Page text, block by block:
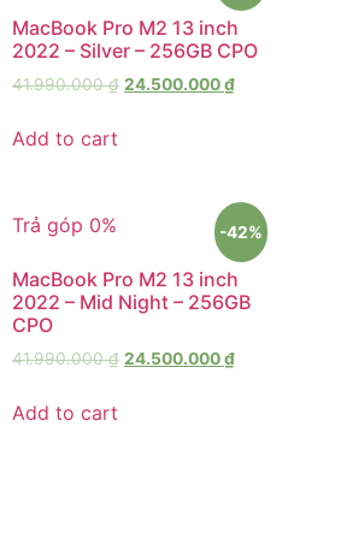
MacBook Pro M2 13 inch
2022 – Silver – 256GB CPO
41.990.000₫ 24.500.000₫
Add to cart
Trả góp 0% -42%
MacBook Pro M2 13 inch
2022 – Mid Night – 256GB
CPO
41.990.000₫ 24.500.000₫
Add to cart